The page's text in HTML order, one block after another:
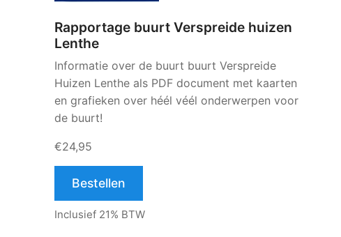
Rapportage buurt Verspreide huizen
Lenthe
Informatie over de buurt buurt Verspreide
Huizen Lenthe als PDF document met kaarten
en grafieken over héél véél onderwerpen voor
de buurt!
€24,95
Bestellen
Inclusief 21% BTW